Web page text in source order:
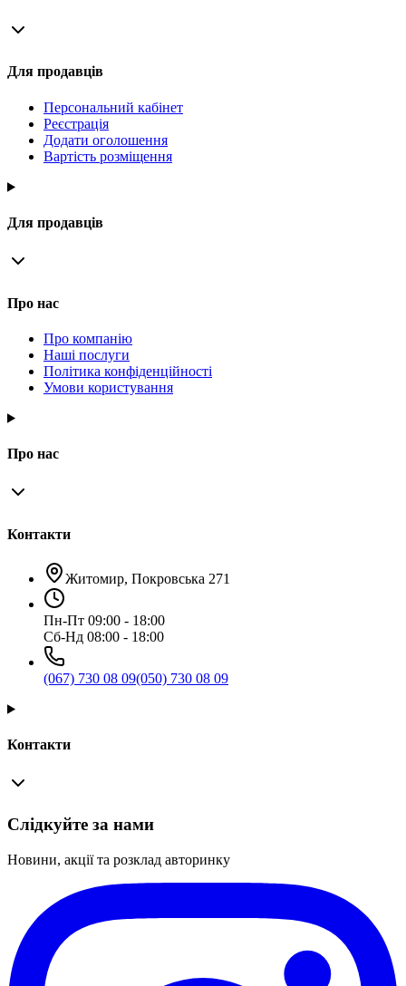
Для продавців
Персональний кабінет
Реєстрація
Додати оголошення
Вартість розміщення
Для продавців
Про нас
Про компанію
Наші послуги
Політика конфіденційності
Умови користування
Про нас
Контакти
Житомир, Покровська 271
Пн-Пт 09:00 - 18:00
Сб-Нд 08:00 - 18:00
(067) 730 08 09(050) 730 08 09
Контакти
Слідкуйте за нами
Новини, акції та розклад авторинку